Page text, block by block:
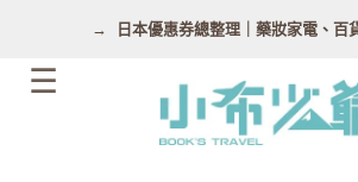
日本優惠券總整理｜藥妝家電、百